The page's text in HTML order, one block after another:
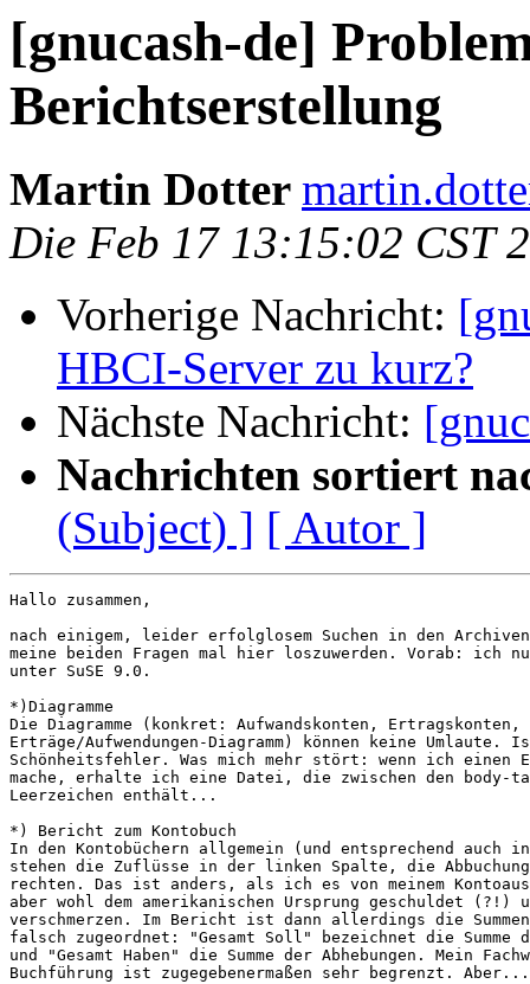
[gnucash-de]
Berichtserstellung
Martin Dotter
Die Feb 17 13:15:02 CST
Vorherige Nachricht:
HBCI-Server zu kurz?
Nächste Nachricht:
Nachrichten sortiert
(Subject) ] [ Autor ]
Hallo zusammen,
nach einigem, leider erfolglosem Suchen in den
meine beiden Fragen mal hier loszuwerden. Vorab: ich
unter SuSE 9.0.
*)Diagramme
Die Diagramme (konkret: Aufwandskonten, Ertragskonten,
Erträge/Aufwendungen-Diagramm) können keine Umlaute.
Schönheitsfehler. Was mich mehr stört: wenn ich einen
mache, erhalte ich eine Datei, die zwischen den body-
Leerzeichen enthält...
*) Bericht zum Kontobuch
In den Kontobüchern allgemein (und entsprechend auch
stehen die Zuflüsse in der linken Spalte, die
rechten. Das ist anders, als ich es von meinem
aber wohl dem amerikanischen Ursprung geschuldet (?!)
verschmerzen. Im Bericht ist dann allerdings die
falsch zugeordnet: "Gesamt Soll" bezeichnet die Summe
und "Gesamt Haben" die Summe der Abhebungen. Mein
Buchführung ist zugegebenermaßen sehr begrenzt. Aber...